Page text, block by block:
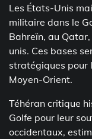
Les États-Unis
militaire dans le
Bahreïn, au
unis. Ces bases
stratégiques pour
Moyen-Orient.
Téhéran critique
Golfe pour leur
occidentaux,